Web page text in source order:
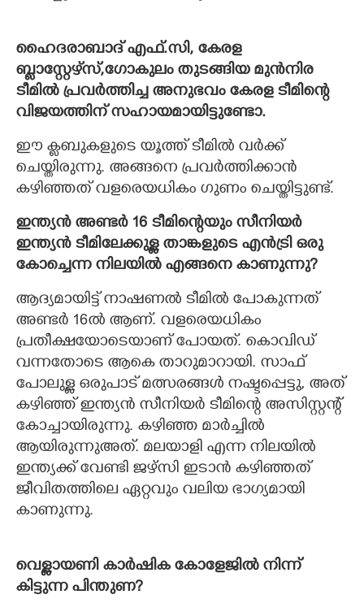
ഹൈദരാബാദ് എഫ്.സി, കേരള
ബ്ലാസ്റ്റേഴ്‌സ്,ഗോകുലം തുടങ്ങിയ മുൻനിര
ടീമിൽ പ്രവർത്തിച്ച അനുഭവം കേരള ടീമിന്റെ
വിജയത്തിന് സഹായമായിട്ടുണ്ടോ.
ഈ ക്ലബുകളുടെ യൂത്ത് ടീമിൽ വർക്ക്
ചെയ്തിരുന്നു. അങ്ങനെ പ്രവർത്തിക്കാൻ
കഴിഞ്ഞത് വളരെയധികം ഗുണം ചെയ്തിട്ടുണ്ട്.
ഇന്ത്യൻ അണ്ടർ 16 ടീമിന്റെയും സീനിയർ
ഇന്ത്യൻ ടീമിലേക്കുള്ള താങ്കളുടെ എൻട്രി ഒരു
കോച്ചെന്ന നിലയിൽ എങ്ങനെ കാണുന്നു?
ആദ്യമായിട്ട് നാഷണൽ ടീമിൽ പോകുന്നത്
അണ്ടർ 16ൽ ആണ്. വളരെയധികം
പ്രതീക്ഷയോടെയാണ് പോയത്. കൊവിഡ്
വന്നതോടെ ആകെ താറുമാറായി. സാഫ്
പോലുള്ള ഒരുപാട് മത്സരങ്ങൾ നഷ്ടപ്പെട്ടു,​ അത്
കഴിഞ്ഞ് ഇന്ത്യൻ സീനിയർ ടീമിന്റെ അസിസ്റ്റന്റ്
കോച്ചായിരുന്നു. കഴിഞ്ഞ മാർച്ചിൽ
ആയിരുന്നുഅത്. മലയാളി എന്ന നിലയിൽ
ഇന്ത്യക്ക് വേണ്ടി ജഴ്സി ഇടാൻ കഴിഞ്ഞത്
ജീവിതത്തിലെ ഏറ്റവും വലിയ ഭാഗ്യമായി
കാണുന്നു.
വെള്ളായണി കാർഷിക കോളേജിൽ നിന്ന്
കിട്ടുന്ന പിന്തുണ?
Share this link
Copy Link